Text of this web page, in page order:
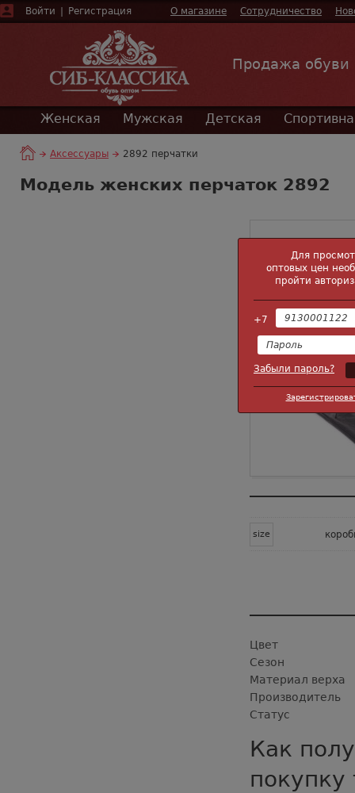
Войти Регистрация О магазине Сотрудничество
Продажа
Женская Мужская Детская
Аксессуары 2892 перчатки
Модель женских перчаток 2892
size
Цвет
Сезон
Материал верха
Производитель
Статус
Как
покупку
Для
оптовых цен
пройти
+7
Забыли пароль?